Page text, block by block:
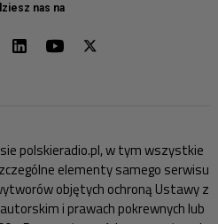
nas na
polskieradio.pl, w tym wszystkie
elementy samego serwisu
objętych ochroną Ustawy z
i prawach pokrewnych lub